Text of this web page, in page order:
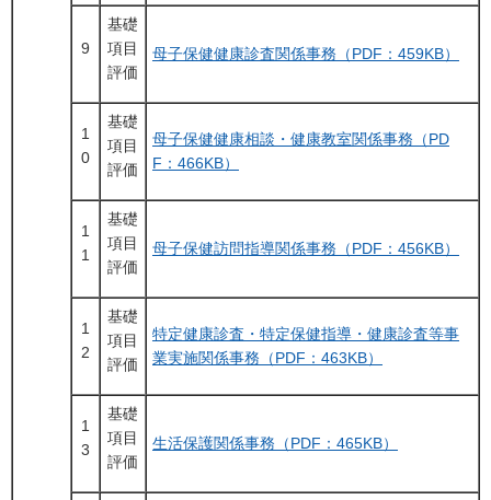
9
基礎
項目
評価
母子保健健康診査関係事務（PDF：459KB）
1
0
基礎
項目
評価
母子保健健康相談・健康教室関係事務（PD
F：466KB）
1
1
基礎
項目
評価
母子保健訪問指導関係事務（PDF：456KB）
1
2
基礎
項目
評価
特定健康診査・特定保健指導・健康診査等事
業実施関係事務（PDF：463KB）
1
3
基礎
項目
評価
生活保護関係事務（PDF：465KB）